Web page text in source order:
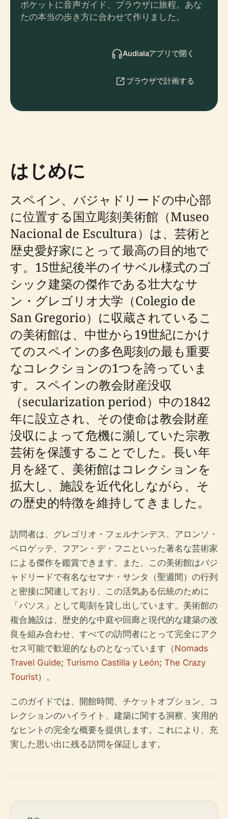
ポケットに音声ガイド、ブラウザに旅程。あな
たの本当の歩き方に合わせて作りました。
Audialaアプリで開く
ブラウザで計画する
はじめに
スペイン、バジャドリードの中心部
に位置する国立彫刻美術館（Museo
Nacional de Escultura）は、芸術と
歴史愛好家にとって最高の目的地で
す。15世紀後半のイサベル様式のゴ
シック建築の傑作である壮大なサ
ン・グレゴリオ大学（Colegio de
San Gregorio）に収蔵されているこ
の美術館は、中世から19世紀にかけ
てのスペインの多色彫刻の最も重要
なコレクションの1つを誇っていま
す。スペインの教会財産没収
（secularization period）中の1842
年に設立され、その使命は教会財産
没収によって危機に瀕していた宗教
芸術を保護することでした。長い年
月を経て、美術館はコレクションを
拡大し、施設を近代化しながら、そ
の歴史的特徴を維持してきました。
訪問者は、グレゴリオ・フェルナンデス、アロンソ・
ベロゲッテ、フアン・デ・フニといった著名な芸術家
による傑作を鑑賞できます。また、この美術館はバジ
ャドリードで有名なセマナ・サンタ（聖週間）の行列
と密接に関連しており、この活気ある伝統のために
「パソス」として彫刻を貸し出しています。美術館の
複合施設は、歴史的な中庭や回廊と現代的な建築の改
良を組み合わせ、すべての訪問者にとって完全にアク
セス可能で歓迎的なものとなっています（Nomads
Travel Guide; Turismo Castilla y León; The Crazy
Tourist）。
このガイドでは、開館時間、チケットオプション、コ
レクションのハイライト、建築に関する洞察、実用的
なヒントの完全な概要を提供します。これにより、充
実した思い出に残る訪問を保証します。